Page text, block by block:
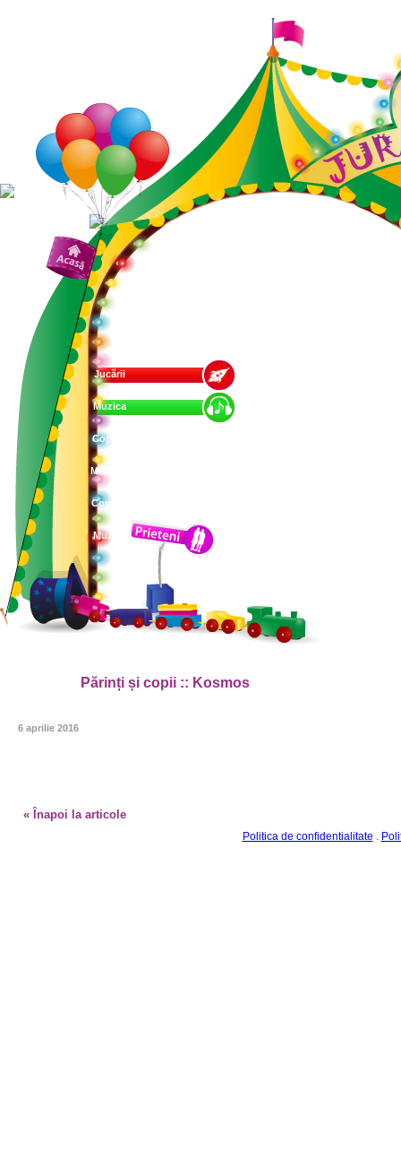
Jucării
Muzica
Copii și
Părinți
Magazin
Contact
Muzică
Părinți și copii :: Kosmos
6 aprilie 2016
Politica de confidentialitate .